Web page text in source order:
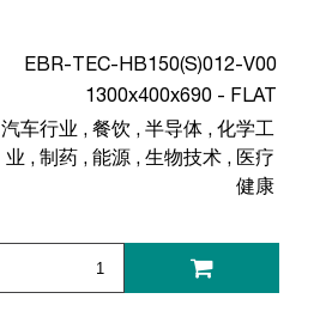
EBR-TEC-HB150(S)012-V00
1300x400x690 - FLAT
汽车行业 , 餐饮 , 半导体 , 化学工
业 , 制药 , 能源 , 生物技术 , 医疗
健康